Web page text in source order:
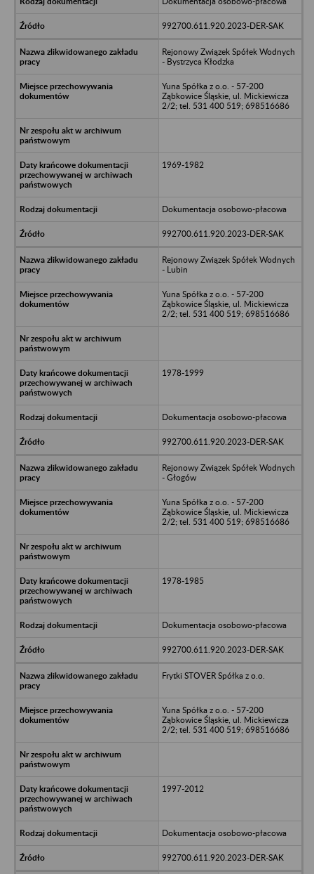
992700.611.920.2023-DER-SAK
Rejonowy Związek Spółek Wodnych
- Bystrzyca Kłodzka
Yuna Spółka z o.o. - 57-200
Ząbkowice Śląskie, ul. Mickiewicza
2/2; tel. 531 400 519; 698516686
1969-1982
Dokumentacja osobowo-płacowa
992700.611.920.2023-DER-SAK
Rejonowy Związek Spółek Wodnych
- Lubin
Yuna Spółka z o.o. - 57-200
Ząbkowice Śląskie, ul. Mickiewicza
2/2; tel. 531 400 519; 698516686
1978-1999
Dokumentacja osobowo-płacowa
992700.611.920.2023-DER-SAK
Rejonowy Związek Spółek Wodnych
- Głogów
Yuna Spółka z o.o. - 57-200
Ząbkowice Śląskie, ul. Mickiewicza
2/2; tel. 531 400 519; 698516686
1978-1985
Dokumentacja osobowo-płacowa
992700.611.920.2023-DER-SAK
Frytki STOVER Spółka z o.o.
Yuna Spółka z o.o. - 57-200
Ząbkowice Śląskie, ul. Mickiewicza
2/2; tel. 531 400 519; 698516686
1997-2012
Dokumentacja osobowo-płacowa
992700.611.920.2023-DER-SAK